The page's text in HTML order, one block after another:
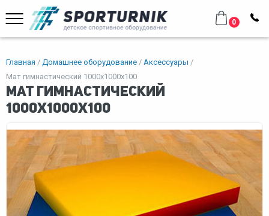
0
Главная Домашнее оборудование
Аксессуары
Мат гимнастический 1000х1000х100
Мат гимнастический
1000х1000х100